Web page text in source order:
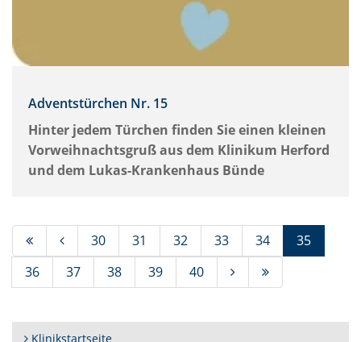
Adventstürchen Nr. 15
Hinter jedem Türchen finden Sie einen kleinen
Vorweihnachtsgruß aus dem Klinikum Herford
und dem Lukas-Krankenhaus Bünde
30 31 32 33 34 35
36
37 38 39 40
Klinikstartseite